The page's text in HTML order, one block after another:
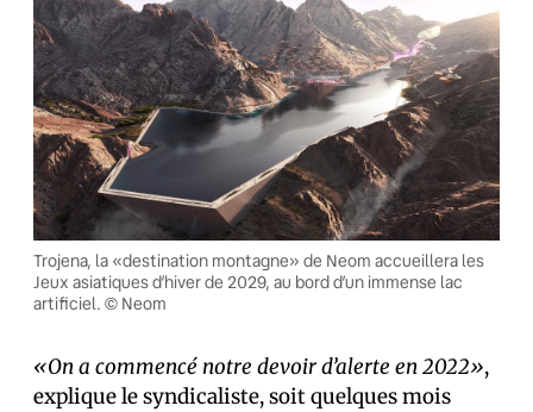
Trojena, la «destination montagne» de Neom accueillera les
Jeux asiatiques d’hiver de 2029, au bord d’un immense lac
artificiel. © Neom
«On a commencé notre devoir d’alerte en 2022»,
explique le syndicaliste, soit quelques mois